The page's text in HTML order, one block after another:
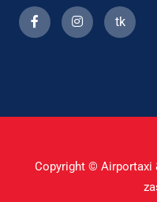
tk
Copyright © Airportaxi